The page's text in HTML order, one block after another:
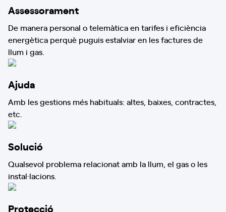
Assessorament
De manera personal o telemàtica en tarifes i eficiència
energètica perquè puguis estalviar en les factures de
llum i gas.
Ajuda
Amb les gestions més habituals: altes, baixes, contractes,
etc.
Solució
Qualsevol problema relacionat amb la llum, el gas o les
instal·lacions.
Protecció